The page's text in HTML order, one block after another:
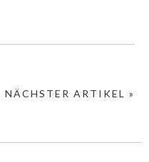
NÄCHSTER ARTIKEL »